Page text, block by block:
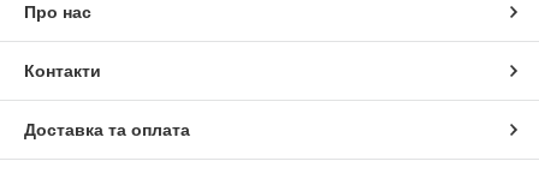
Про нас
Контакти
Доставка та оплата